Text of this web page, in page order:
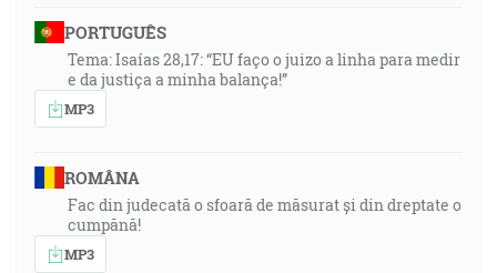
PORTUGUÊS
Tema: Isaías 28,17: “EU faço o juizo a linha para medir
e da justiça a minha balança!”
MP3
ROMÂNA
Fac din judecată o sfoară de măsurat și din dreptate o
cumpănă!
MP3